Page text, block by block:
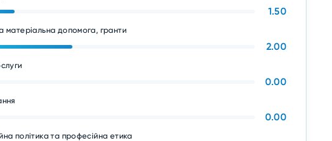
1.50
матеріальна допомога, гранти
2.00
0.00
0.00
політика та професійна етика